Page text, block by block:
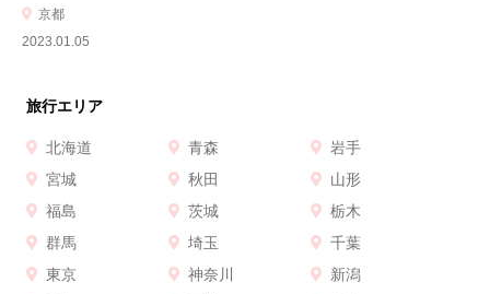
京都
2023.01.05
旅行エリア
北海道 青森
岩手
宮城
秋田
山形
福島
茨城
栃木
群馬
埼玉
千葉
東京
神奈川
新潟